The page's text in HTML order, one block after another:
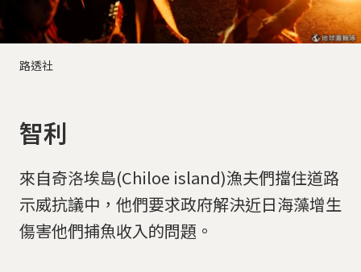
路透社
智利
來自奇洛埃島(Chiloe island)漁夫們擋住道路
示威抗議中，他們要求政府解決近日海藻增生
傷害他們捕魚收入的問題。